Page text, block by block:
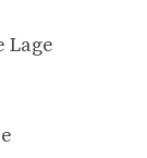
Lage